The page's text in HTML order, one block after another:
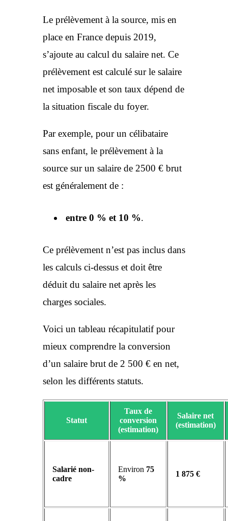
Le prélèvement à la source, mis en
place en France depuis 2019,
s’ajoute au calcul du salaire net. Ce
prélèvement est calculé sur le salaire
net imposable et son taux dépend de
la situation fiscale du foyer.
Par exemple, pour un célibataire
sans enfant, le prélèvement à la
source sur un salaire de 2500 € brut
est généralement de :
entre 0 % et 10 %.
Ce prélèvement n’est pas inclus dans
les calculs ci-dessus et doit être
déduit du salaire net après les
charges sociales.
Voici un tableau récapitulatif pour
mieux comprendre la conversion
d’un salaire brut de 2 500 € en net,
selon les différents statuts.
Statut
Taux de
conversion
(estimation)
Salaire net
(estimation)
Salarié non-
cadre
Environ 75
%
1 875 €